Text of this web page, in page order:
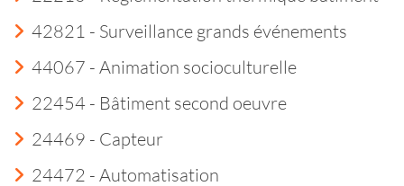
42821 - Surveillance grands événements
44067 - Animation socioculturelle
22454 - Bâtiment second oeuvre
24469 - Capteur
24472 - Automatisation